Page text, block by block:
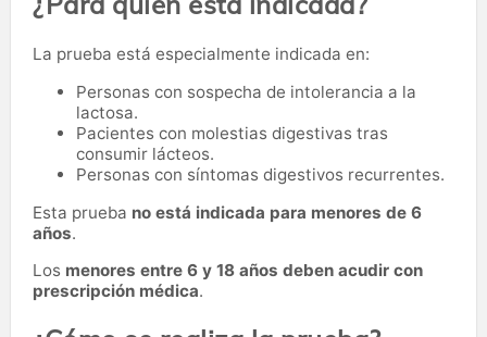
La prueba está especialmente indicada en:
Personas con sospecha de intolerancia a la
lactosa.
Pacientes con molestias digestivas tras
consumir lácteos.
Personas con síntomas digestivos recurrentes.
Esta prueba no está indicada para menores de 6
años.
Los menores entre 6 y 18 años deben acudir con
prescripción médica.